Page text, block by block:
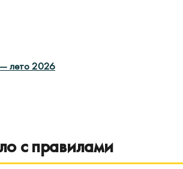
— лето 2026
с правилами